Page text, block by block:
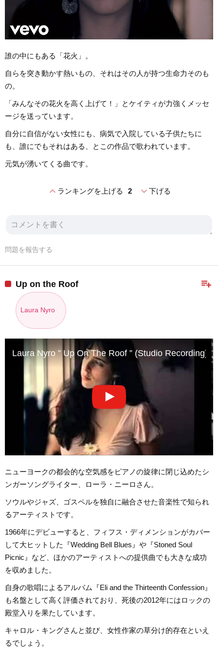
誰の中にもある「花火」。
自らを突き動かす熱いもの、それはその人が持つ生命力そのも
の。
「みんなその花火を高く上げて！」とケイティが力強くメッセ
ージを送っています。
自分に自信がない女性にも、病気で入院している子供たちに
も、誰にでもそれはある、とこの作品で歌われています。
元気が湧いてくる曲です。
expand_lessランキングを上げる 2 expand_more下げる
問題を報告する
playlist_add
Up on the Roof
Laura Nyro
Laura Nyro ” Up On The Roof ” (Studio Recording)
ニューヨークの都会的な空気感をピアノの旋律に閉じ込めたシ
ンガーソングライター、ローラ・ニーロさん。
ソウルやジャズ、ゴスペルを独自に融合させた音楽性で知られ
るアーティストです。
1966年にデビューすると、フィフス・ディメンションがカバー
して大ヒットした『Wedding Bell Blues』や『Stoned Soul
Picnic』など、ほかのアーティストへの提供曲でも大きな成功
を収めました。
自身の歌唱によるアルバム『Eli and the Thirteenth Confession』
も名盤として高く評価されており、死後の2012年にはロックの
殿堂入りを果たしています。
キャロル・キングさんと並び、女性作家の草分け的存在といえ
るでしょう。